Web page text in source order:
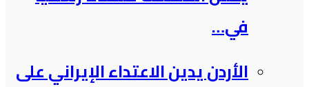
في…
الأردن يدين الاعتداء الإيراني على